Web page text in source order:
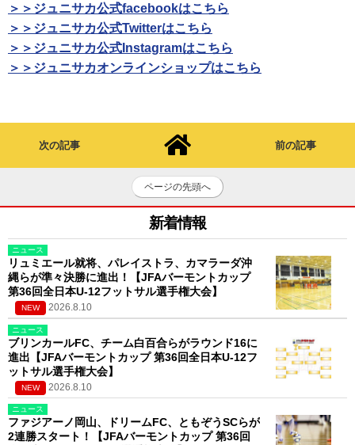
＞＞ジュニサカ公式facebookはこちら
＞＞ジュニサカ公式Twitterはこちら
＞＞ジュニサカ公式Instagramはこちら
＞＞ジュニサカオンラインショップはこちら
次の記事 前の記事
ページの先頭へ
新着情報
ニュース
リュミエール就将、パレイストラ、カマラーダ沖
縄らが準々決勝に進出！【JFAバーモントカップ
第36回全日本U-12フットサル選手権大会】
NEW 2026.8.10
ニュース
ブリンカールFC、チーム白百合らがラウンド16に
進出【JFAバーモントカップ 第36回全日本U-12フ
ットサル選手権大会】
NEW 2026.8.10
ニュース
ファジアーノ岡山、ドリームFC、ともぞうSCらが
2連勝スタート！【JFAバーモントカップ 第36回